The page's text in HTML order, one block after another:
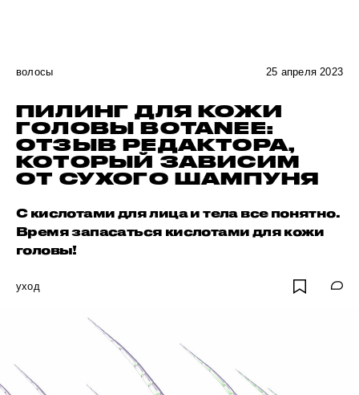
волосы 25 апреля 2023
ПИЛИНГ ДЛЯ КОЖИ
ГОЛОВЫ BOTANEE:
ОТЗЫВ РЕДАКТОРА,
КОТОРЫЙ ЗАВИСИМ
ОТ СУХОГО ШАМПУНЯ
С кислотами для лица и тела все понятно.
Время запасаться кислотами для кожи
головы!
уход